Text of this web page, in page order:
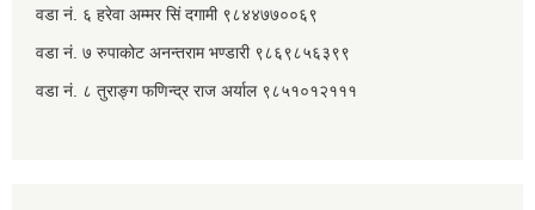
वडा नं. ६ हरेवा अम्मर सिं दगामी​ ९८४४७७००६९
वडा नं. ७ ‌‍रुपाकोट अनन्तराम भण्डारी ९८६९८५६३९९
वडा नं. ८ तुराङ्ग फणिन्द्र राज अर्याल ९८५१०१२१११